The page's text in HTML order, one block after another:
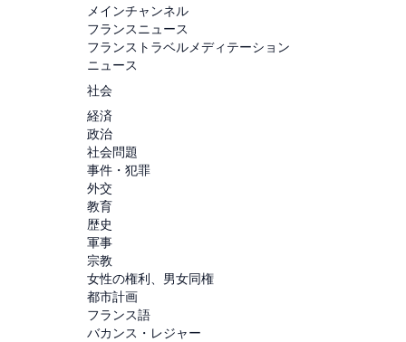
メインチャンネル
フランスニュース
フランストラベルメディテーション
ニュース
社会
経済
政治
社会問題
事件・犯罪
外交
教育
歴史
軍事
宗教
女性の権利、男女同権
都市計画
フランス語
バカンス・レジャー